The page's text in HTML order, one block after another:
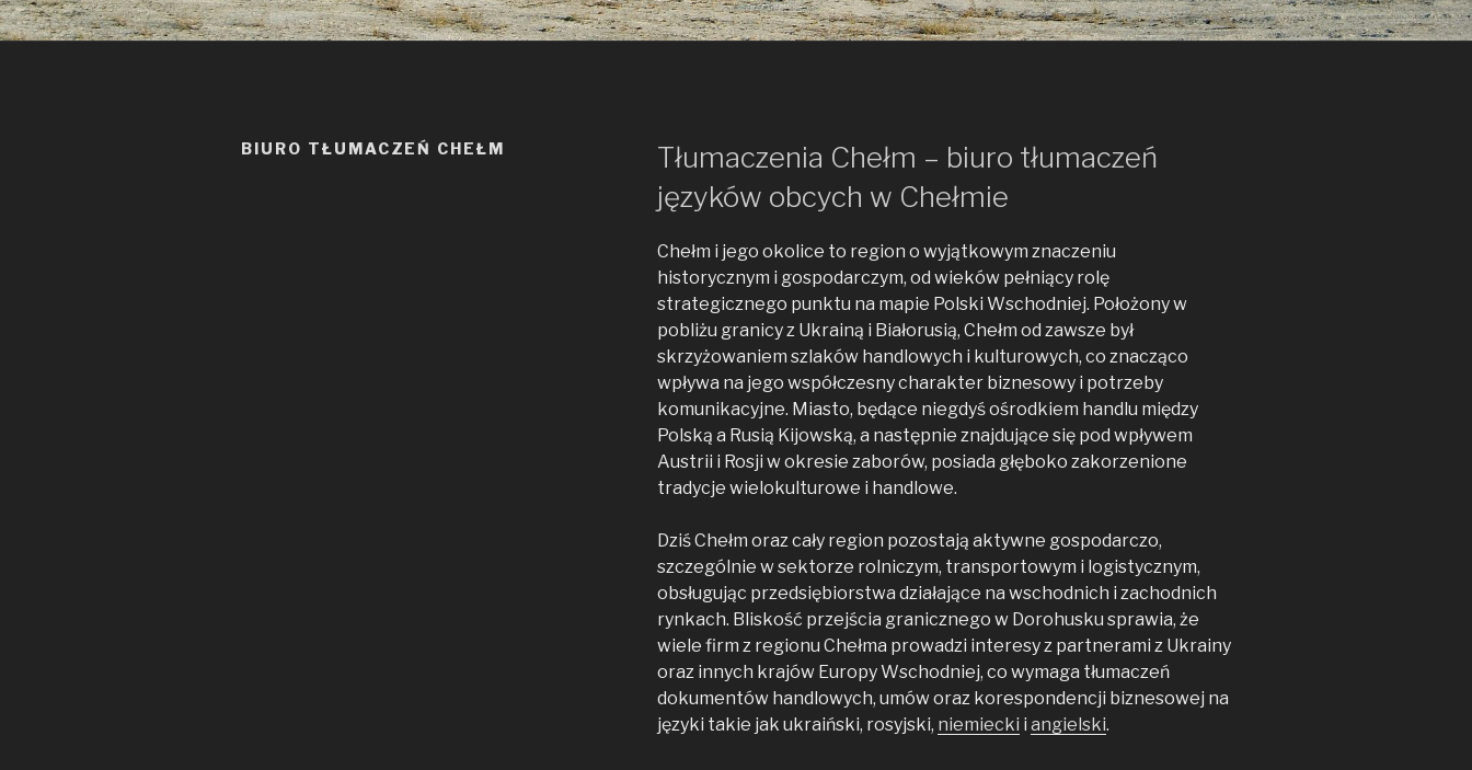
BIURO TŁUMACZEŃ CHEŁM
Tłumaczenia Chełm – biuro tłumaczeń
języków obcych w Chełmie
Chełm i jego okolice to region o wyjątkowym znaczeniu
historycznym i gospodarczym, od wieków pełniący rolę
strategicznego punktu na mapie Polski Wschodniej. Położony w
pobliżu granicy z Ukrainą i Białorusią, Chełm od zawsze był
skrzyżowaniem szlaków handlowych i kulturowych, co znacząco
wpływa na jego współczesny charakter biznesowy i potrzeby
komunikacyjne. Miasto, będące niegdyś ośrodkiem handlu między
Polską a Rusią Kijowską, a następnie znajdujące się pod wpływem
Austrii i Rosji w okresie zaborów, posiada głęboko zakorzenione
tradycje wielokulturowe i handlowe.
Dziś Chełm oraz cały region pozostają aktywne gospodarczo,
szczególnie w sektorze rolniczym, transportowym i logistycznym,
obsługując przedsiębiorstwa działające na wschodnich i zachodnich
rynkach. Bliskość przejścia granicznego w Dorohusku sprawia, że
wiele firm z regionu Chełma prowadzi interesy z partnerami z Ukrainy
oraz innych krajów Europy Wschodniej, co wymaga tłumaczeń
dokumentów handlowych, umów oraz korespondencji biznesowej na
języki takie jak ukraiński, rosyjski, niemiecki i angielski.